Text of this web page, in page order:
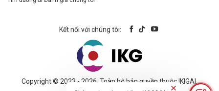
Kết nối với chúng tôi:
Copyright © 2023 - 2026. Toàn bộ bản quyền thuộc IKIGAI.